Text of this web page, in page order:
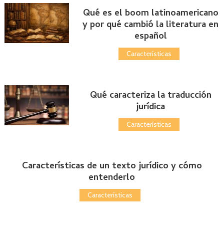
Qué es el boom latinoamericano
y por qué cambió la literatura en
español
Características
Qué caracteriza la traducción
jurídica
Características
Características de un texto jurídico y cómo
entenderlo
Características